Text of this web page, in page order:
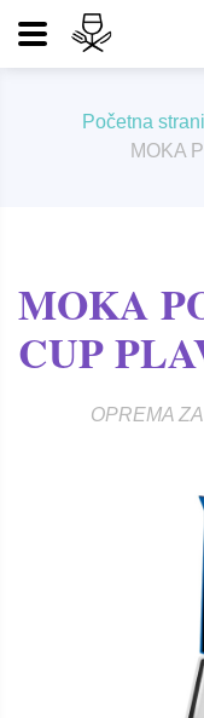
Početna
MOKA
MOKA
CUP
OPREMA